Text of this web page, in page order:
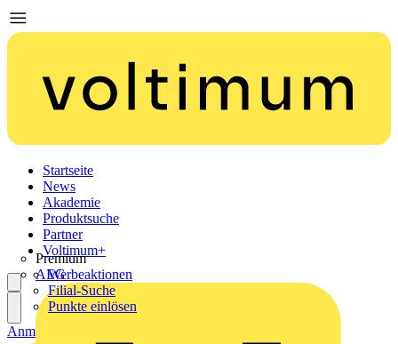
Startseite
News
Akademie
Produktsuche
Partner
Premium
AEG
Voltimum+
Werbeaktionen
Filial-Suche
Punkte einlösen
Anmelden